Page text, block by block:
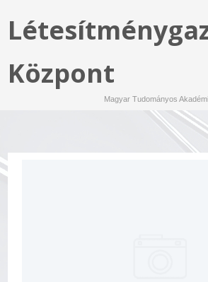
Központ
Magyar Tudományos